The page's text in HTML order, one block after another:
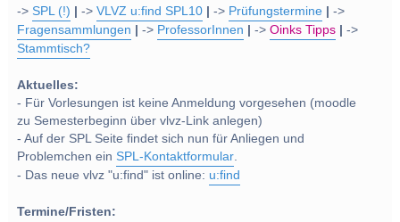
->SPL (!) ->VLVZ u:find SPL10 -> Prüfungstermine
->
Fragensammlungen
-> ProfessorInnen ->Oinks Tipps
->
Stammtisch?
Aktuelles:
- Für Vorlesungen ist keine Anmeldung vorgesehen (moodle
zu Semesterbeginn über vlvz-Link anlegen)
- Auf der SPL Seite findet sich nun für Anliegen und
Problemchen einSPL-Kontaktformular.
- Das neue vlvz "u:find" ist online: u:find
Termine/Fristen: